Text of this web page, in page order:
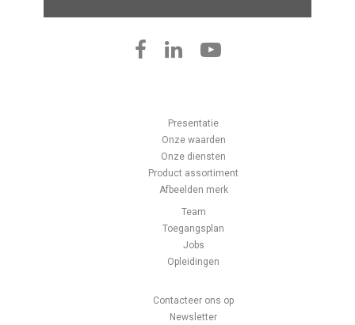
Presentatie
Onze waarden
Onze diensten
Product assortiment
Afbeelden merk
Team
Toegangsplan
Jobs
Opleidingen
Contacteer ons op
Newsletter